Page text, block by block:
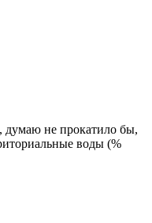
не прокатило бы,
воды (%